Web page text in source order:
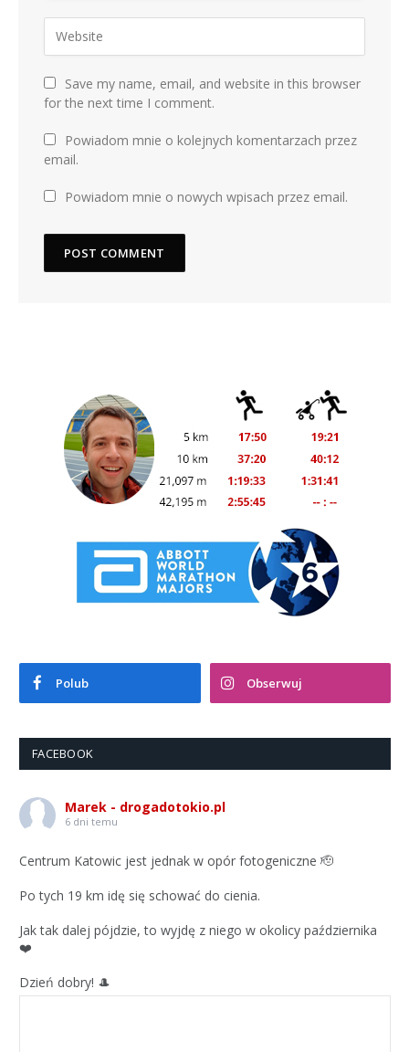
Save my name, email, and website in this browser
for the next time I comment.
Powiadom mnie o kolejnych komentarzach przez
email.
Powiadom mnie o nowych wpisach przez email.
Polub Obserwuj
FACEBOOK
Marek - drogadotokio.pl
6 dni temu
Centrum Katowic jest jednak w opór fotogeniczne 🫡
Po tych 19 km idę się schować do cienia.
Jak tak dalej pójdzie, to wyjdę z niego w okolicy października
❤️
Dzień dobry! 🎩